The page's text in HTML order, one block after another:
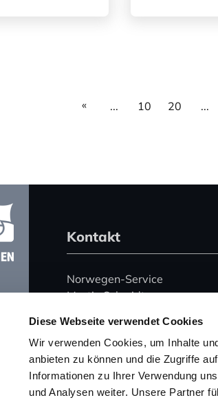
Diese Webseite verwendet Cookies
Wir verwenden Cookies, um Inhalte
anbieten zu können und die Zugriffe
Informationen zu Ihrer Verwendung
und Analysen weiter. Unsere Partner
« ... 10 20 ...
Kontakt
Norwegen-Service
Martin Schmidt
Harz 51
06108 Halle (Saale)
Deutschland
Telefon: +49 (0) 345
Mobil: +49 (0) 157